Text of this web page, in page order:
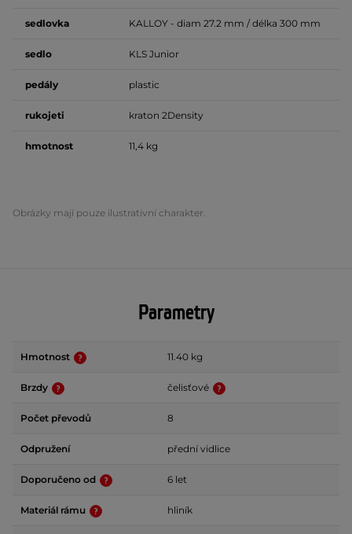
sedlovka KALLOY - diam 27.2 mm / délka 300 mm
sedlo KLS Junior
pedály plastic
rukojeti kraton 2Density
hmotnost 11,4 kg
Obrázky mají pouze ilustrativní charakter.
Parametry
Hmotnost 11.40 kg
Brzdy čelisťové
Počet převodů 8
Odpružení přední vidlice
Doporučeno od 6 let
Materiál rámu hliník